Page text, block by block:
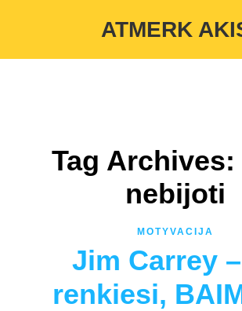
/home/atmerkakis/public_html/wp-content/
ATMERK
Tag
nebijoti
MOTYVACIJA
Jim Carrey
renkiesi,